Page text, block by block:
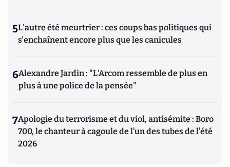
5L'autre été meurtrier : ces coups bas politiques qui
s'enchaînent encore plus que les canicules
6Alexandre Jardin : "L'Arcom ressemble de plus en
plus à une police de la pensée"
7Apologie du terrorisme et du viol, antisémite : Boro
700, le chanteur à cagoule de l’un des tubes de l’été
2026